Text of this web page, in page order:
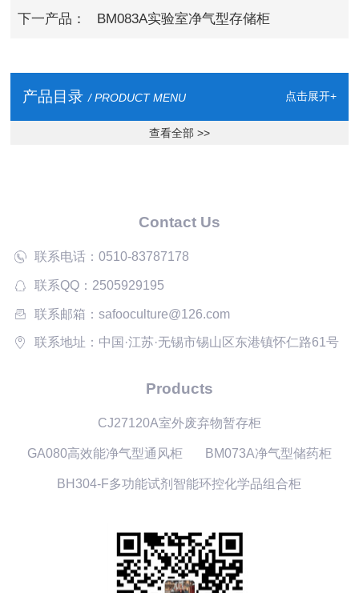
下一产品： BM083A实验室净气型存储柜
产品目录 / PRODUCT MENU 点击展开+
查看全部 >>
Contact Us
联系电话：0510-83787178
联系QQ：2505929195
联系邮箱：safooculture@126.com
联系地址：中国·江苏·无锡市锡山区东港镇怀仁路61号
Products
CJ27120A室外废弃物暂存柜
GA080高效能净气型通风柜 BM073A净气型储药柜
BH304-F多功能试剂智能环控化学品组合柜